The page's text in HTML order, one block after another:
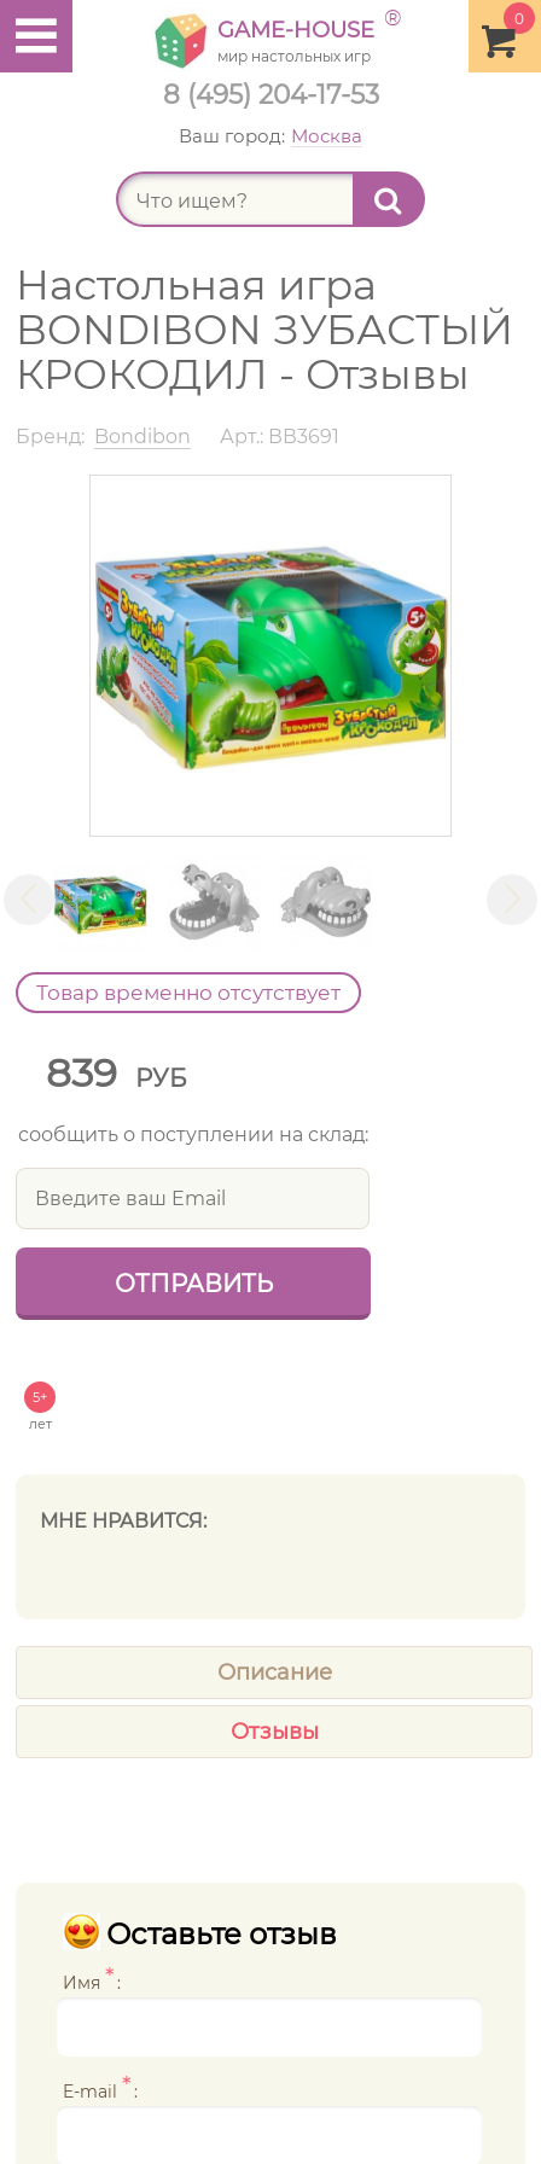
8 (495) 204-17-53
0
GAME-HOUSE ®
мир настольных игр
Ваш город: Москва
Настольная игра
BONDIBON ЗУБАСТЫЙ
КРОКОДИЛ - Отзывы
Бренд: Bondibon Арт.: ВВ3691
Товар временно отсутствует
839 РУБ
сообщить о поступлении на склад:
5+
лет
МНЕ НРАВИТСЯ:
Описание
Отзывы
Оставьте отзыв
Имя * :
E-mail * :